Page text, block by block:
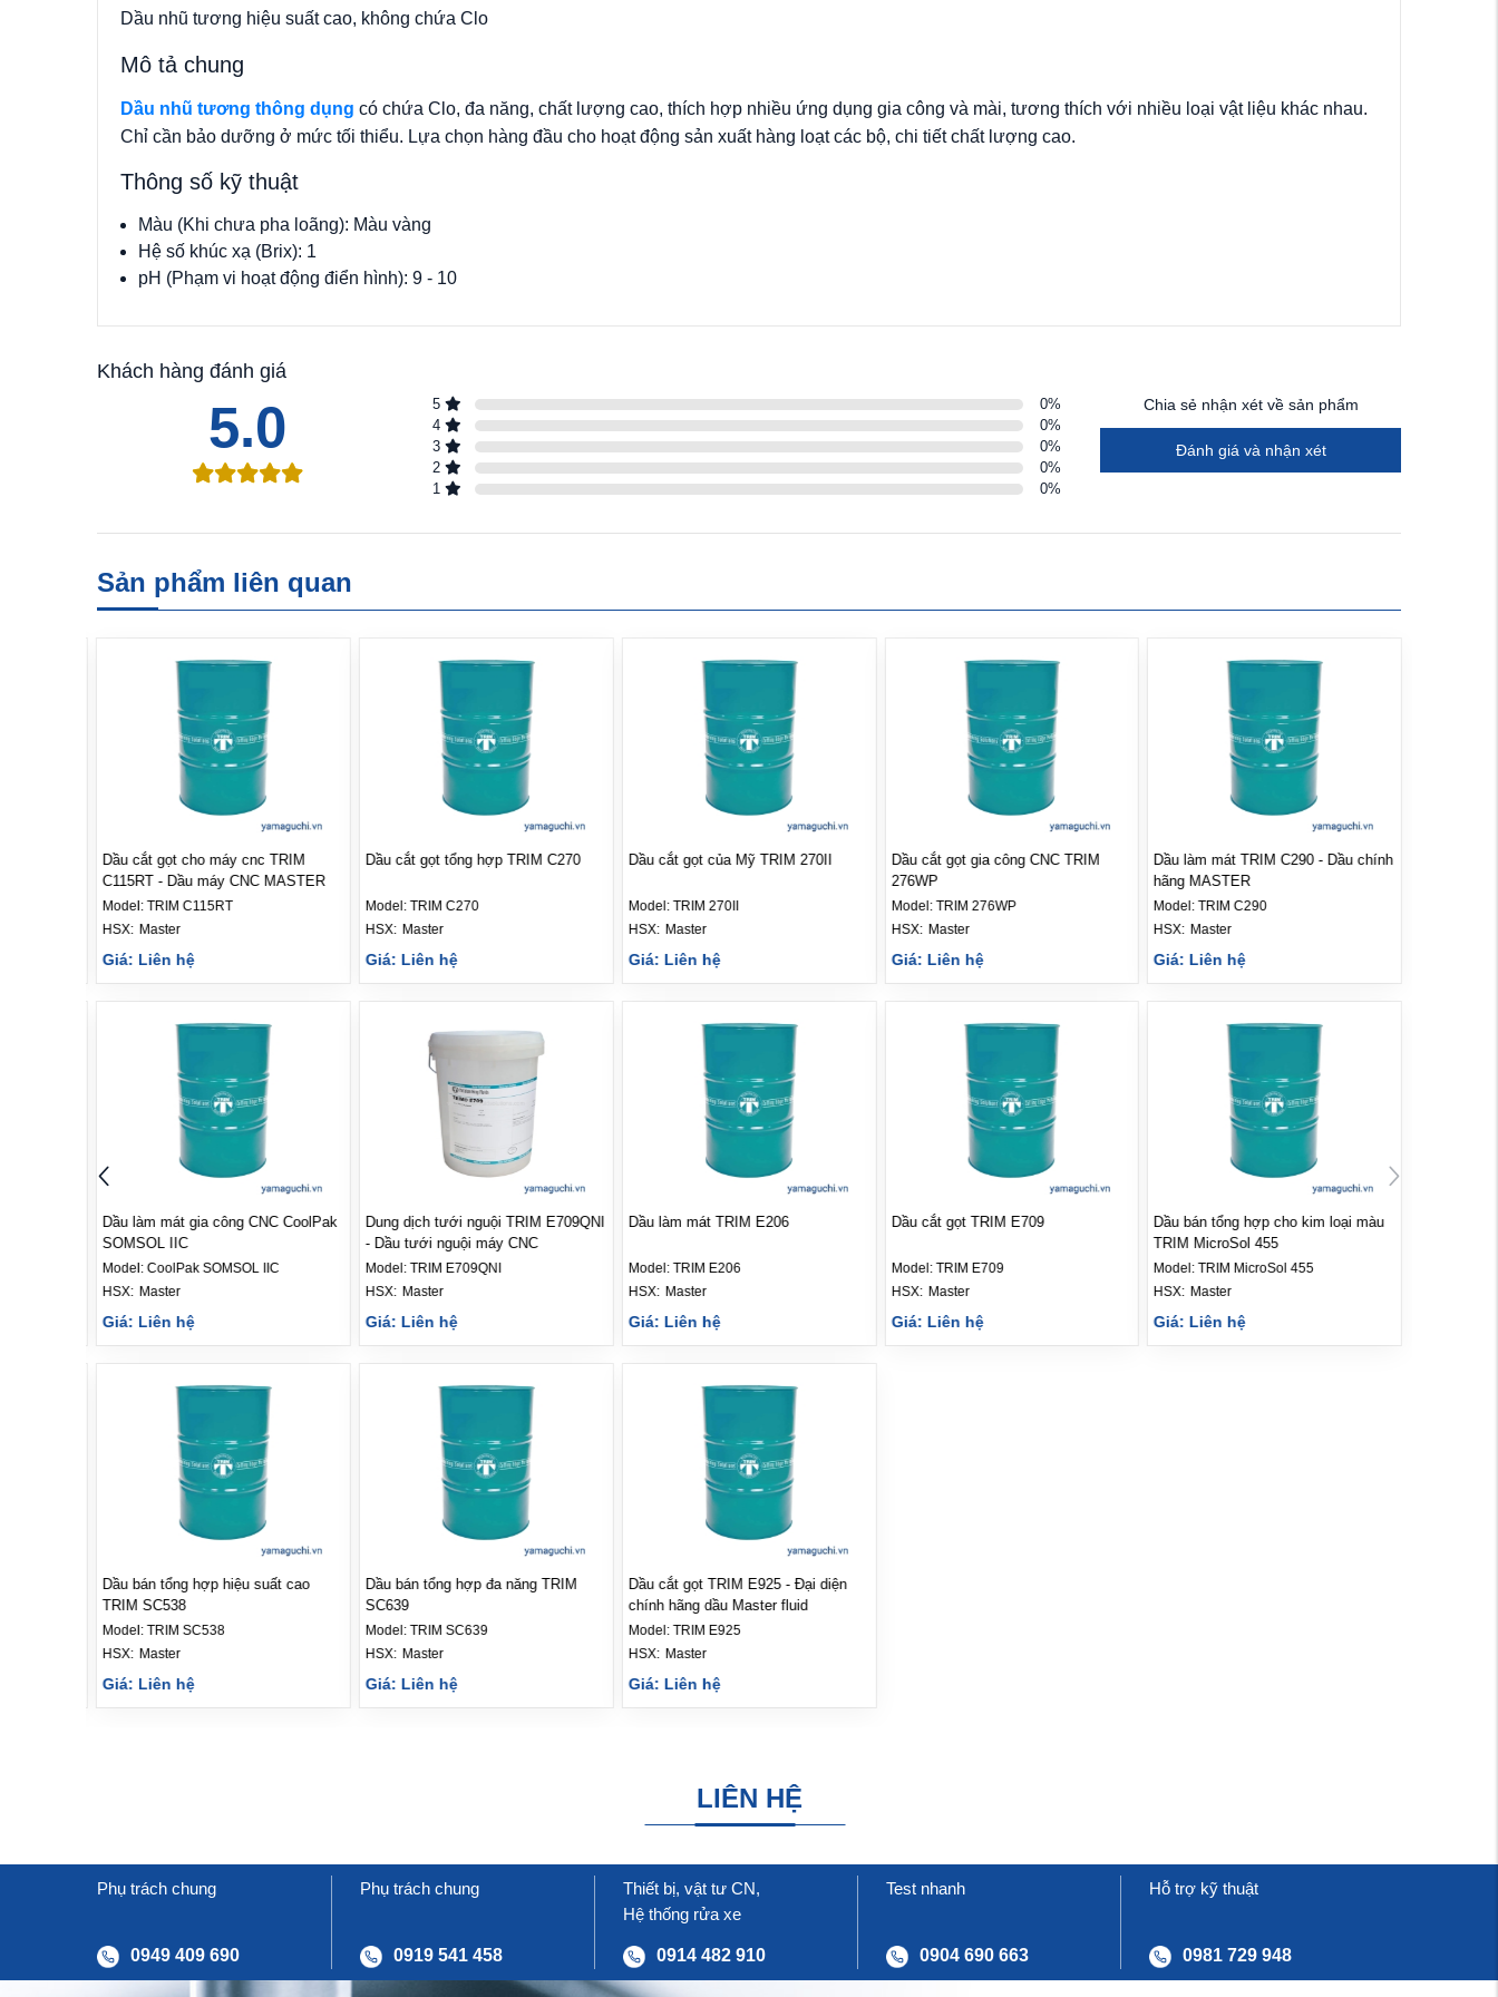
Dầu nhũ tương hiệu suất cao, không chứa Clo
Mô tả chung
Dầu nhũ tương thông dụng có chứa Clo, đa năng, chất lượng cao, thích hợp nhiều ứng dụng gia công và mài, tương thích với nhiều loại vật liệu khác nhau.
Chỉ cần bảo dưỡng ở mức tối thiểu. Lựa chọn hàng đầu cho hoạt động sản xuất hàng loạt các bộ, chi tiết chất lượng cao.
Thông số kỹ thuật
Màu (Khi chưa pha loãng): Màu vàng
Hệ số khúc xạ (Brix): 1
pH (Phạm vi hoạt động điển hình): 9 - 10
Khách hàng đánh giá
5.0 5 0%
4
0%
3
0%
2
0%
1
0%
Chia sẻ nhận xét về sản phẩm
Đánh giá và nhận xét
Sản phẩm liên quan
Dầu cắt gọt cho máy cnc TRIM
C115RT - Dầu máy CNC MASTER
Model:TRIM C115RT
HSX: Master
Giá: Liên hệ
Dầu cắt gọt tổng hợp TRIM C270
Model:TRIM C270
HSX: Master
Giá: Liên hệ
Dầu cắt gọt của Mỹ TRIM 270II
Model:TRIM 270II
HSX: Master
Giá: Liên hệ
Dầu cắt gọt gia công CNC TRIM
276WP
Model:TRIM 276WP
HSX: Master
Giá: Liên hệ
Dầu làm mát TRIM C290 - Dầu chính
hãng MASTER
Model:TRIM C290
Master
Giá: Liên hệ
Dầu làm mát gia công CNC CoolPak
SOMSOL IIC
Model: CoolPak SOMSOL IIC
HSX: Master
Giá: Liên hệ
Dung dịch tưới nguội TRIM E709QNI
- Dầu tưới nguội máy CNC
Model:TRIM E709QNI
HSX: Master
Giá: Liên hệ
Dầu làm mát TRIM E206
Model:TRIM E206
HSX: Master
Giá: Liên hệ
Dầu cắt gọt TRIM E709
Model:TRIM E709
HSX: Master
Giá: Liên hệ
Dầu bán tổng hợp cho kim loại màu
TRIM MicroSol 455
Model:TRIM MicroSol 455
Master
Giá: Liên hệ
Dầu bán tổng hợp hiệu suất cao
TRIM SC538
Model:TRIM SC538
HSX: Master
Giá: Liên hệ
Dầu bán tổng hợp đa năng TRIM
SC639
Model:TRIM SC639
HSX: Master
Giá: Liên hệ
Dầu cắt gọt TRIM E925 - Đại diện
chính hãng dầu Master fluid
Model:TRIM E925
HSX: Master
Giá: Liên hệ
LIÊN HỆ
Phụ trách chung
0949 409 690
Phụ trách chung
0919 541 458
Thiết bị, vật tư CN,
Hệ thống rửa xe
0914 482 910
Test nhanh
0904 690 663
Hỗ trợ kỹ thuật
0981 729 948